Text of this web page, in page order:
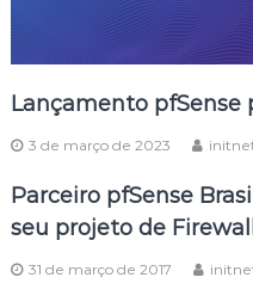
Lançamento pfSense
3 de março de 2023
Parceiro pfSense
seu projeto de
31 de março de 2017